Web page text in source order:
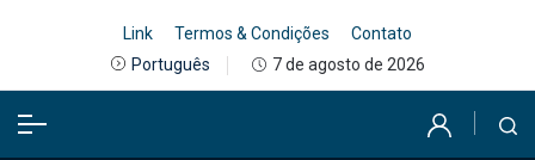
Link Termos & Condições
Contato
Português
7 de agosto de 2026